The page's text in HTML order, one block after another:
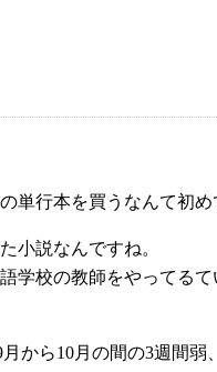
単行本を買うなんて初め
小説なんですね。
校の教師をやってる
から10月の間の3週間